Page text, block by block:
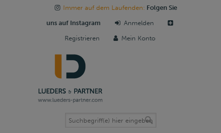
Immer auf dem Laufenden: Folgen Sie
uns auf Instagram Anmelden
Registrieren Mein Konto